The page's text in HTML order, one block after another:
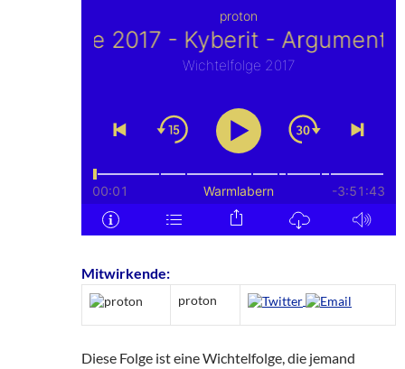
Mitwirkende:
proton
Diese Folge ist eine Wichtelfolge, die jemand